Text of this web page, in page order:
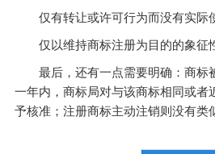
仅有转让或许可行为而没有实际
仅以维持商标注册为目的的象征
最后，还有一点需要明确：商标
一年内，商标局对与该商标相同或者
予核准；注册商标主动注销则没有类